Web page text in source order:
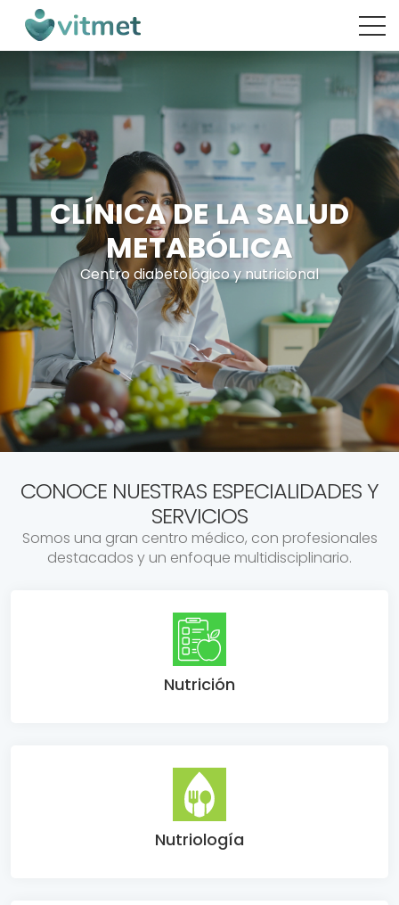
CLÍNICA DE LA SALUD
METABÓLICA
Centro diabetológico y nutricional
CONOCE NUESTRAS ESPECIALIDADES Y
SERVICIOS
Somos una gran centro médico, con profesionales
destacados y un enfoque multidisciplinario.
Nutrición
Nutriología